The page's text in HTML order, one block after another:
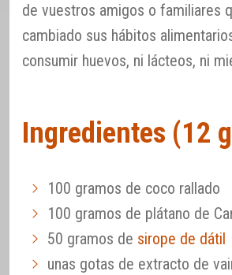
de vuestros amigos o familiares
cambiado sus hábitos
consumir huevos, ni lácteos, ni
Ingredientes (12
100 gramos de coco rallado
100 gramos de plátano de
50 gramos de sirope de dátil
unas gotas de extracto de